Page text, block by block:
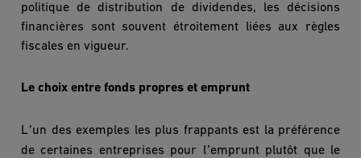
politique de distribution de dividendes, les décisions
financières sont souvent étroitement liées aux règles
fiscales en vigueur.
Le choix entre fonds propres et emprunt
L’un des exemples les plus frappants est la préférence
de certaines entreprises pour l’emprunt plutôt que le